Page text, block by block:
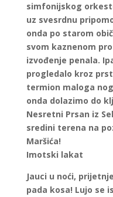
simfonijskog
uz svesrdnu
onda po starom
svom kaznenom
izvođenje penala.
progledalo kroz
termion maloga
onda dolazimo do
Nesretni Prsan iz
sredini terena na
Maršića!
Imotski lakat
Jauci u noći,
pada kosa! Lujo se